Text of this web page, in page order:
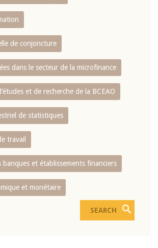
de conjoncture
dans le secteur de la microfinance
et de recherche de la BCEAO
de statistiques
travail
banques et établissements financiers
et monétaire